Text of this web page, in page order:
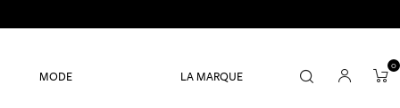
MODE LA MARQUE
0